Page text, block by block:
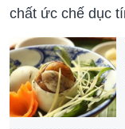
chất ức chế dục